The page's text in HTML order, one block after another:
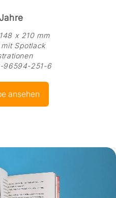
x 210 mm
Spotlack
96594-251-6
ansehen